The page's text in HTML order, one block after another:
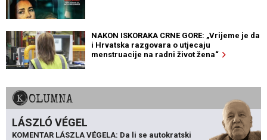
NAKON ISKORAKA CRNE GORE: „Vrijeme je da
i Hrvatska razgovara o utjecaju
menstruacije na radni život žena“
KOLUMNA
LÁSZLÓ VÉGEL
KOMENTAR LÁSZLA VÉGELA: Da li se autokratski